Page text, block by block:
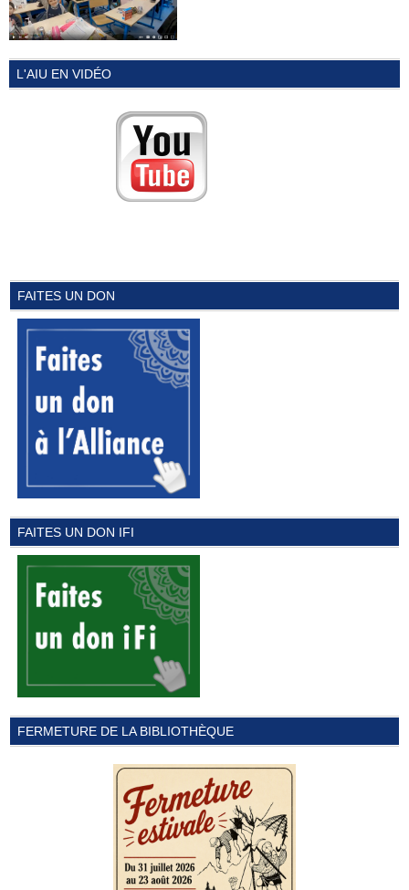
L'AIU EN VIDÉO
FAITES UN DON
FAITES UN DON IFI
FERMETURE DE LA BIBLIOTHÈQUE